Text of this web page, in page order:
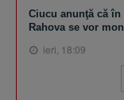
Ciucu anunţă că în
Rahova se vor
ieri, 18:09